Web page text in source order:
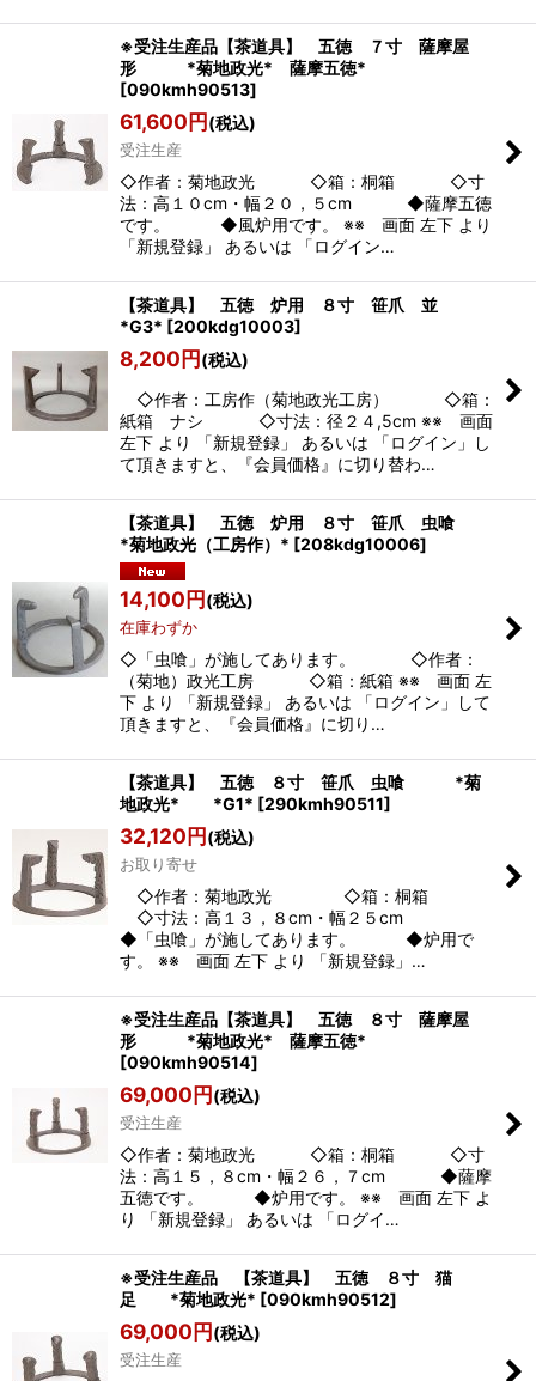
※受注生産品【茶道具】 五徳 ７寸 薩摩屋
形 *菊地政光* 薩摩五徳*
[090kmh90513]
61,600円(税込)
受注生産
◇作者：菊地政光 ◇箱：桐箱 ◇寸
法：高１０cm・幅２０，５cm ◆薩摩五徳
です。 ◆風炉用です。 ※※ 画面 左下 より
「新規登録」 あるいは 「ログイン…
【茶道具】 五徳 炉用 ８寸 笹爪 並
*G3* [200kdg10003]
8,200円(税込)
◇作者：工房作（菊地政光工房） ◇箱：
紙箱 ナシ ◇寸法：径２４,5cm ※※ 画面
左下 より 「新規登録」 あるいは 「ログイン」し
て頂きますと、『会員価格』に切り替わ…
【茶道具】 五徳 炉用 ８寸 笹爪 虫喰
*菊地政光（工房作）* [208kdg10006]
14,100円(税込)
在庫わずか
◇「虫喰」が施してあります。 ◇作者：
（菊地）政光工房 ◇箱：紙箱 ※※ 画面 左
下 より 「新規登録」 あるいは 「ログイン」して
頂きますと、『会員価格』に切り…
【茶道具】 五徳 ８寸 笹爪 虫喰 *菊
地政光* *G1* [290kmh90511]
32,120円(税込)
お取り寄せ
◇作者：菊地政光 ◇箱：桐箱
◇寸法：高１３，８cm・幅２５cm
◆「虫喰」が施してあります。 ◆炉用で
す。 ※※ 画面 左下 より 「新規登録」…
※受注生産品【茶道具】 五徳 ８寸 薩摩屋
形 *菊地政光* 薩摩五徳*
[090kmh90514]
69,000円(税込)
受注生産
◇作者：菊地政光 ◇箱：桐箱 ◇寸
法：高１５，８cm・幅２６，７cm ◆薩摩
五徳です。 ◆炉用です。 ※※ 画面 左下 よ
り 「新規登録」 あるいは 「ログイ…
※受注生産品 【茶道具】 五徳 ８寸 猫
足 *菊地政光* [090kmh90512]
69,000円(税込)
受注生産